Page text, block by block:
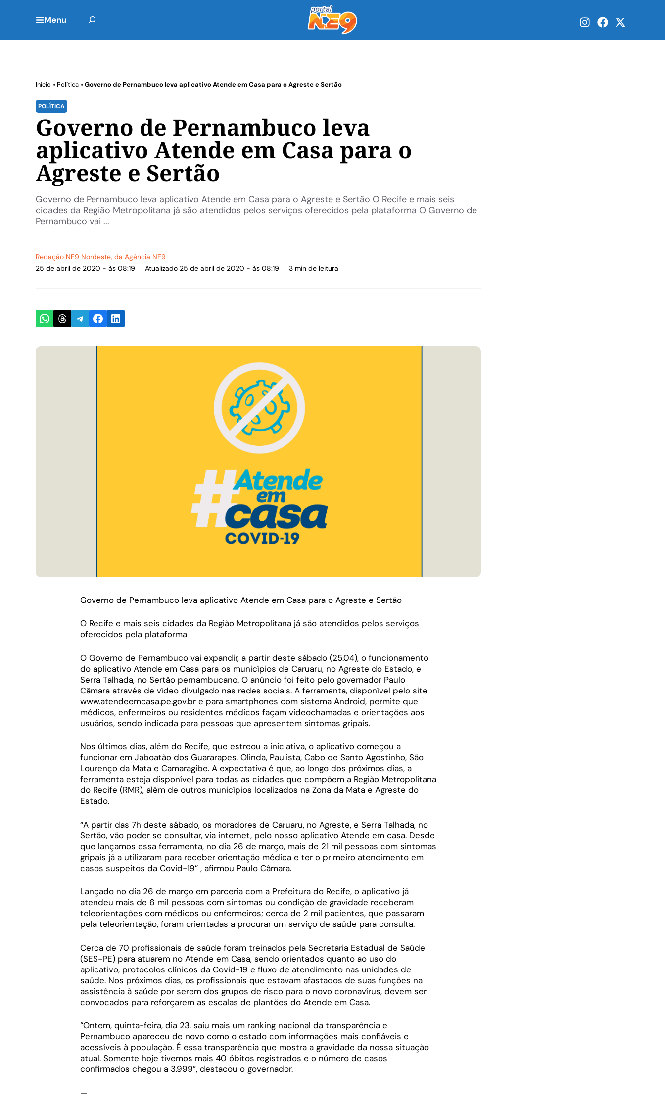
Menu
Início » Política»Governo de Pernambuco leva aplicativo Atende em Casa para o Agreste e Sertão
POLÍTICA
Governo de Pernambuco leva
aplicativo Atende em Casa para o
Agreste e Sertão
Governo de Pernambuco leva aplicativo Atende em Casa para o Agreste e Sertão O Recife e mais seis
cidades da Região Metropolitana já são atendidos pelos serviços oferecidos pela plataforma O Governo de
Pernambuco vai ...
Redação NE9 Nordeste, da Agência NE9
25 de abril de 2020 - às 08:19
Atualizado 25 de abril de 2020 - às 08:19 3 min de leitura
Share on WhatsApp
Share on Threads
Share on Telegram
Share on Facebook
Share on LinkedIn
Governo de Pernambuco leva aplicativo Atende em Casa para o Agreste e Sertão
O Recife e mais seis cidades da Região Metropolitana já são atendidos pelos serviços
oferecidos pela plataforma
O Governo de Pernambuco vai expandir, a partir deste sábado (25.04), o funcionamento
do aplicativo Atende em Casa para os municípios de Caruaru, no Agreste do Estado, e
Serra Talhada, no Sertão pernambucano. O anúncio foi feito pelo governador Paulo
Câmara através de vídeo divulgado nas redes sociais. A ferramenta, disponível pelo site
www.atendeemcasa.pe.gov.br e para smartphones com sistema Android, permite que
médicos, enfermeiros ou residentes médicos façam videochamadas e orientações aos
usuários, sendo indicada para pessoas que apresentem sintomas gripais.
Nos últimos dias, além do Recife, que estreou a iniciativa, o aplicativo começou a
funcionar em Jaboatão dos Guararapes, Olinda, Paulista, Cabo de Santo Agostinho, São
Lourenço da Mata e Camaragibe. A expectativa é que, ao longo dos próximos dias, a
ferramenta esteja disponível para todas as cidades que compõem a Região Metropolitana
do Recife (RMR), além de outros municípios localizados na Zona da Mata e Agreste do
Estado.
“A partir das 7h deste sábado, os moradores de Caruaru, no Agreste, e Serra Talhada, no
Sertão, vão poder se consultar, via internet, pelo nosso aplicativo Atende em casa. Desde
que lançamos essa ferramenta, no dia 26 de março, mais de 21 mil pessoas com sintomas
gripais já a utilizaram para receber orientação médica e ter o primeiro atendimento em
casos suspeitos da Covid-19” , afirmou Paulo Câmara.
Lançado no dia 26 de março em parceria com a Prefeitura do Recife, o aplicativo já
atendeu mais de 6 mil pessoas com sintomas ou condição de gravidade receberam
teleorientações com médicos ou enfermeiros; cerca de 2 mil pacientes, que passaram
pela teleorientação, foram orientadas a procurar um serviço de saúde para consulta.
Cerca de 70 profissionais de saúde foram treinados pela Secretaria Estadual de Saúde
(SES-PE) para atuarem no Atende em Casa, sendo orientados quanto ao uso do
aplicativo, protocolos clínicos da Covid-19 e fluxo de atendimento nas unidades de
saúde. Nos próximos dias, os profissionais que estavam afastados de suas funções na
assistência à saúde por serem dos grupos de risco para o novo coronavírus, devem ser
convocados para reforçarem as escalas de plantões do Atende em Casa.
“Ontem, quinta-feira, dia 23, saiu mais um ranking nacional da transparência e
Pernambuco apareceu de novo como o estado com informações mais confiáveis e
acessíveis à população. É essa transparência que mostra a gravidade da nossa situação
atual. Somente hoje tivemos mais 40 óbitos registrados e o número de casos
confirmados chegou a 3.999”, destacou o governador.
—